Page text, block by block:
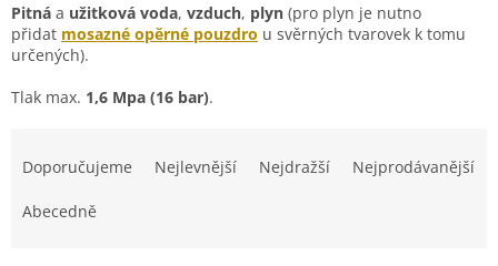
Pitná a užitková voda, vzduch, plyn (pro plyn je nutno
přidat mosazné opěrné pouzdro u svěrných tvarovek k tomu
určených).
Tlak max. 1,6 Mpa (16 bar).
Doporučujeme Nejlevnější Nejdražší Nejprodávanější
Abecedně